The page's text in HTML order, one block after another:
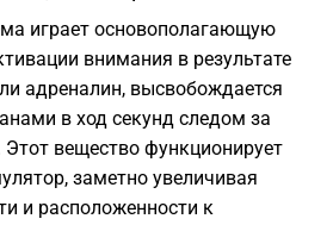
играет основополагающую
внимания в результате
адреналин, высвобождается
в ход секунд следом за
Этот вещество функционирует
заметно увеличивая
и расположенности к